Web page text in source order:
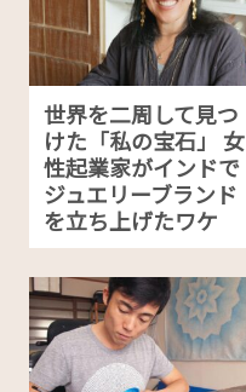
世界を二周して見つ
けた「私の宝石」 女
性起業家がインドで
ジュエリーブランド
を立ち上げたワケ